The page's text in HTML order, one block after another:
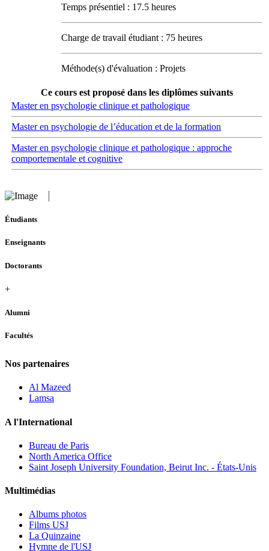
Temps présentiel : 17.5 heures
Charge de travail étudiant : 75 heures
Méthode(s) d'évaluation : Projets
Ce cours est proposé dans les diplômes suivants
Master en psychologie clinique et pathologique
Master en psychologie de l’éducation et de la formation
Master en psychologie clinique et pathologique : approche
comportementale et cognitive
Étudiants
Enseignants
Doctorants
+
Alumni
Facultés
Nos partenaires
Al Mazeed
Lamsa
A l'International
Bureau de Paris
North America Office
Saint Joseph University Foundation, Beirut Inc. - États-Unis
Multimédias
Albums photos
Films USJ
La Quinzaine
Hymne de l'USJ